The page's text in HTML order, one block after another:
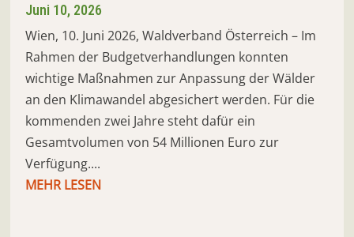
Juni 10, 2026
Wien, 10. Juni 2026, Waldverband Österreich – Im
Rahmen der Budgetverhandlungen konnten
wichtige Maßnahmen zur Anpassung der Wälder
an den Klimawandel abgesichert werden. Für die
kommenden zwei Jahre steht dafür ein
Gesamtvolumen von 54 Millionen Euro zur
Verfügung....
MEHR LESEN